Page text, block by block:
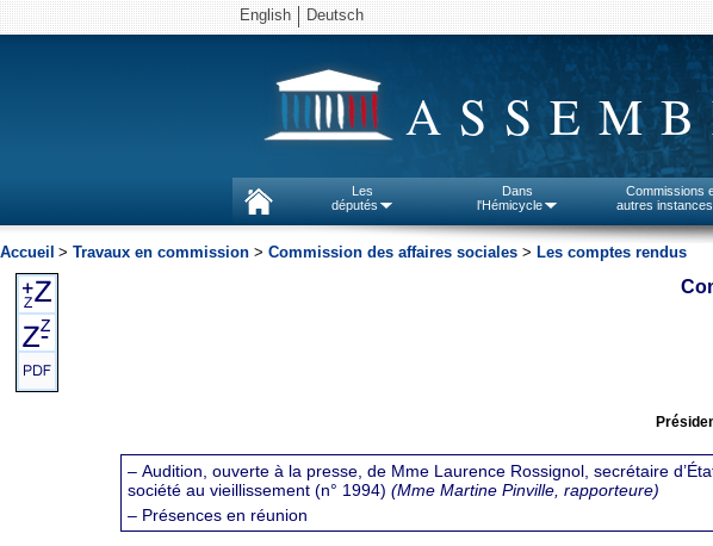
English Deutsch
Les
députés
Dans
l'Hémicycle
Commissions
autres instances
Accueil > Travaux en commission > Commission des affaires sociales > Les comptes rendus
– Audition, ouverte à la presse, de Mme Laurence Rossignol, secrétaire
société au vieillissement (n° 1994) (Mme Martine Pinville, rapporteure)
– Présences en réunion